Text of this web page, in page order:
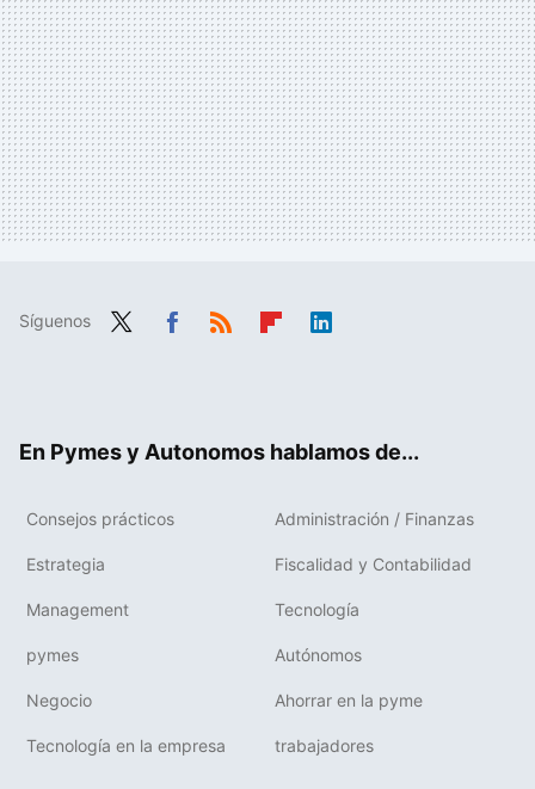
Síguenos
En Pymes y Autonomos hablamos de...
Consejos prácticos Administración / Finanzas
Estrategia Fiscalidad y Contabilidad
Management Tecnología
pymes Autónomos
Negocio Ahorrar en la pyme
Tecnología en la empresa trabajadores